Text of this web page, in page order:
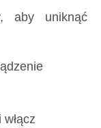
aby uniknąć